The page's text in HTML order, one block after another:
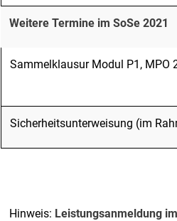
Weitere Termine im SoSe 2021
Sammelklausur Modul P1, MPO
Sicherheitsunterweisung (im
Hinweis: Leistungsanmeldung